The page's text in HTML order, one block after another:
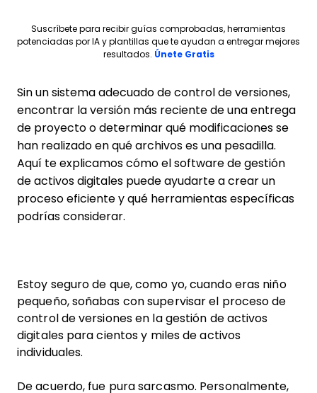
Suscríbete para recibir guías comprobadas, herramientas
potenciadas por IA y plantillas que te ayudan a entregar mejores
resultados. Únete GratisOpens new window
Sin un sistema adecuado de control de versiones,
encontrar la versión más reciente de una entrega
de proyecto o determinar qué modificaciones se
han realizado en qué archivos es una pesadilla.
Aquí te explicamos cómo el software de gestión
de activos digitales puede ayudarte a crear un
proceso eficiente y qué herramientas específicas
podrías considerar.
Estoy seguro de que, como yo, cuando eras niño
pequeño, soñabas con supervisar el proceso de
control de versiones en la gestión de activos
digitales para cientos y miles de activos
individuales.
De acuerdo, fue pura sarcasmo. Personalmente,